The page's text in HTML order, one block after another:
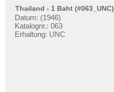
Thailand - 1 Baht (#063_UNC)
Datum: (1946)
Katalognr.: 063
Erhaltung: UNC